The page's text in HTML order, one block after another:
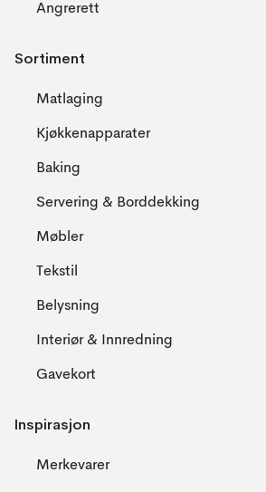
Angrerett
Sortiment
Matlaging
Kjøkkenapparater
Baking
Servering & Borddekking
Møbler
Tekstil
Belysning
Interiør & Innredning
Gavekort
Inspirasjon
Merkevarer